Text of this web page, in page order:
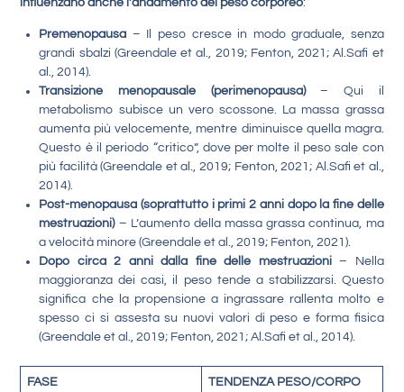
influenzano anche l’andamento del peso corporeo:
Premenopausa – Il peso cresce in modo graduale, senza
grandi sbalzi (Greendale et al., 2019; Fenton, 2021; Al.Safi et
al., 2014).
Transizione menopausale (perimenopausa)– Qui il
metabolismo subisce un vero scossone. La massa grassa
aumenta più velocemente, mentre diminuisce quella magra.
Questo è il periodo “critico”, dove per molte il peso sale con
più facilità (Greendale et al., 2019; Fenton, 2021; Al.Safi et al.,
2014).
Post-menopausa (soprattutto i primi 2 anni dopo la fine delle
mestruazioni)– L’aumento della massa grassa continua, ma
a velocità minore (Greendale et al., 2019; Fenton, 2021).
Dopo circa 2 anni dalla fine delle mestruazioni– Nella
maggioranza dei casi, il peso tende a stabilizzarsi. Questo
significa che la propensione a ingrassare rallenta molto e
spesso ci si assesta su nuovi valori di peso e forma fisica
(Greendale et al., 2019; Fenton, 2021; Al.Safi et al., 2014).
FASE TENDENZA PESO/CORPO